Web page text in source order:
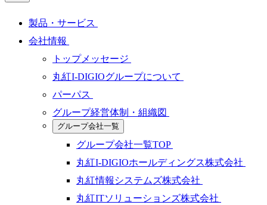
製品・サービス
会社情報
トップメッセージ
丸紅I-DIGIOグループについて
パーパス
グループ経営体制・組織図
グループ会社一覧
グループ会社一覧TOP
丸紅I-DIGIOホールディングス株式会社
丸紅情報システムズ株式会社
丸紅ITソリューションズ株式会社